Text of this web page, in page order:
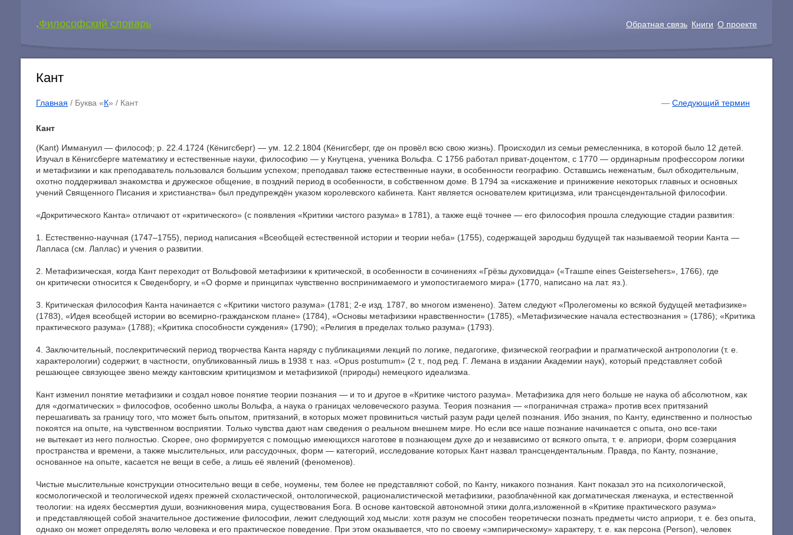
.Философский словарь Обратная связь Книги О проекте
Кант
Главная / Буква «К» / Кант —Следующий термин
Кант
(Kant) Иммануил — философ; p. 22.4.1724 (Кёнигсберг) — ум. 12.2.1804 (Кёнигсберг, где он провёл всю свою жизнь). Происходил из семьи ремесленника, в которой было 12 детей.
Изучал в Кёнигсберге математику и естественные науки, философию — у Кнутцена, ученика Вольфа. С 1756 работал приват-доцентом, с 1770 — ординарным профессором логики
и метафизики и как преподаватель пользовался большим успехом; преподавал также естественные науки, в особенности географию. Оставшись неженатым, был обходительным,
охотно поддерживал знакомства и дружеское общение, в поздний период в особенности, в собственном доме. В 1794 за «искажение и принижение некоторых главных и основных
учений Священного Писания и христианства» был предупреждён указом королевского кабинета. Кант является основателем критицизма, или трансцендентальной философии.
«Докритического Канта» отличают от «критического» (с появления «Критики чистого разума» в 1781), а также ещё точнее — его философия прошла следующие стадии развития:
1. Естественно-научная (1747–1755), период написания «Всеобщей естественной истории и теории неба» (1755), содержащей зародыш будущей так называемой теории Канта —
Лапласа (см. Лаплас) и учения о развитии.
2. Метафизическая, когда Кант переходит от Вольфовой метафизики к критической, в особенности в сочинениях «Грёзы духовидца» («Тrашпе eines Geistersehers», 1766), где
он критически относится к Сведенборгу, и «О форме и принципах чувственно воспринимаемого и умопостигаемого мира» (1770, написано на лат. яз.).
3. Критическая философия Канта начинается с «Критики чистого разума» (1781; 2-е изд. 1787, во многом изменено). Затем следуют «Пролегомены ко всякой будущей метафизике»
(1783), «Идея всеобщей истории во всемирно-гражданском плане» (1784), «Основы метафизики нравственности» (1785), «Метафизические начала естествознания » (1786); «Критика
практического разума» (1788); «Критика способности суждения» (1790); «Религия в пределах только разума» (1793).
4. Заключительный, послекритический период творчества Канта наряду с публикациями лекций по логике, педагогике, физической географии и прагматической антропологии (т. е.
характерологии) содержит, в частности, опубликованный лишь в 1938 т. наз. «Opus postumum» (2 т., под ред. Г. Лемана в издании Академии наук), который представляет собой
решающее связующее звено между кантовским критицизмом и метафизикой (природы) немецкого идеализма.
Кант изменил понятие метафизики и создал новое понятие теории познания — и то и другое в «Критике чистого разума». Метафизика для него больше не наука об абсолютном, как
для «догматических » философов, особенно школы Вольфа, а наука о границах человеческого разума. Теория познания — «пограничная стража» против всех притязаний
перешагивать за границу того, что может быть опытом, притязаний, в которых может провиниться чистый разум ради целей познания. Ибо знания, по Канту, единственно и полностью
покоятся на опыте, на чувственном восприятии. Только чувства дают нам сведения о реальном внешнем мире. Но если все наше познание начинается с опыта, оно все-таки
не вытекает из него полностью. Скорее, оно формируется с помощью имеющихся наготове в познающем духе до и независимо от всякого опыта, т. е. априори, форм созерцания
пространства и времени, а также мыслительных, или рассудочных, форм — категорий, исследование которых Кант назвал трансцендентальным. Правда, по Канту, познание,
основанное на опыте, касается не вещи в себе, а лишь её явлений (феноменов).
Чистые мыслительные конструкции относительно вещи в себе, ноумены, тем более не представляют собой, по Канту, никакого познания. Кант показал это на психологической,
космологической и теологической идеях прежней схоластической, онтологической, рационалистической метафизики, разоблачённой как догматическая лженаука, и естественной
теологии: на идеях бессмертия души, возникновения мира, существования Бога. В основе кантовской автономной этики долга,изложенной в «Критике практического разума»
и представляющей собой значительное достижение философии, лежит следующий ход мысли: хотя разум не способен теоретически познать предметы чисто априори, т. е. без опыта,
однако он может определять волю человека и его практическое поведение. При этом оказывается, что по своему «эмпирическому» характеру, т. е. как персона (Person), человек